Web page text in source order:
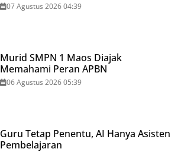
07 Agustus 2026 04:39
Murid SMPN 1 Maos Diajak
Memahami Peran APBN
06 Agustus 2026 05:39
Guru Tetap Penentu, AI Hanya Asisten
Pembelajaran